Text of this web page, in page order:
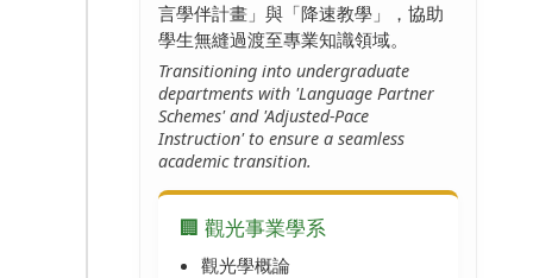
言學伴計畫」與「降速教學」，協助
學生無縫過渡至專業知識領域。
Transitioning into undergraduate
departments with 'Language Partner
Schemes' and 'Adjusted-Pace
Instruction' to ensure a seamless
academic transition.
🏢 觀光事業學系
觀光學概論